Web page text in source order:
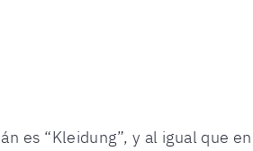
es “Kleidung”, y al igual que